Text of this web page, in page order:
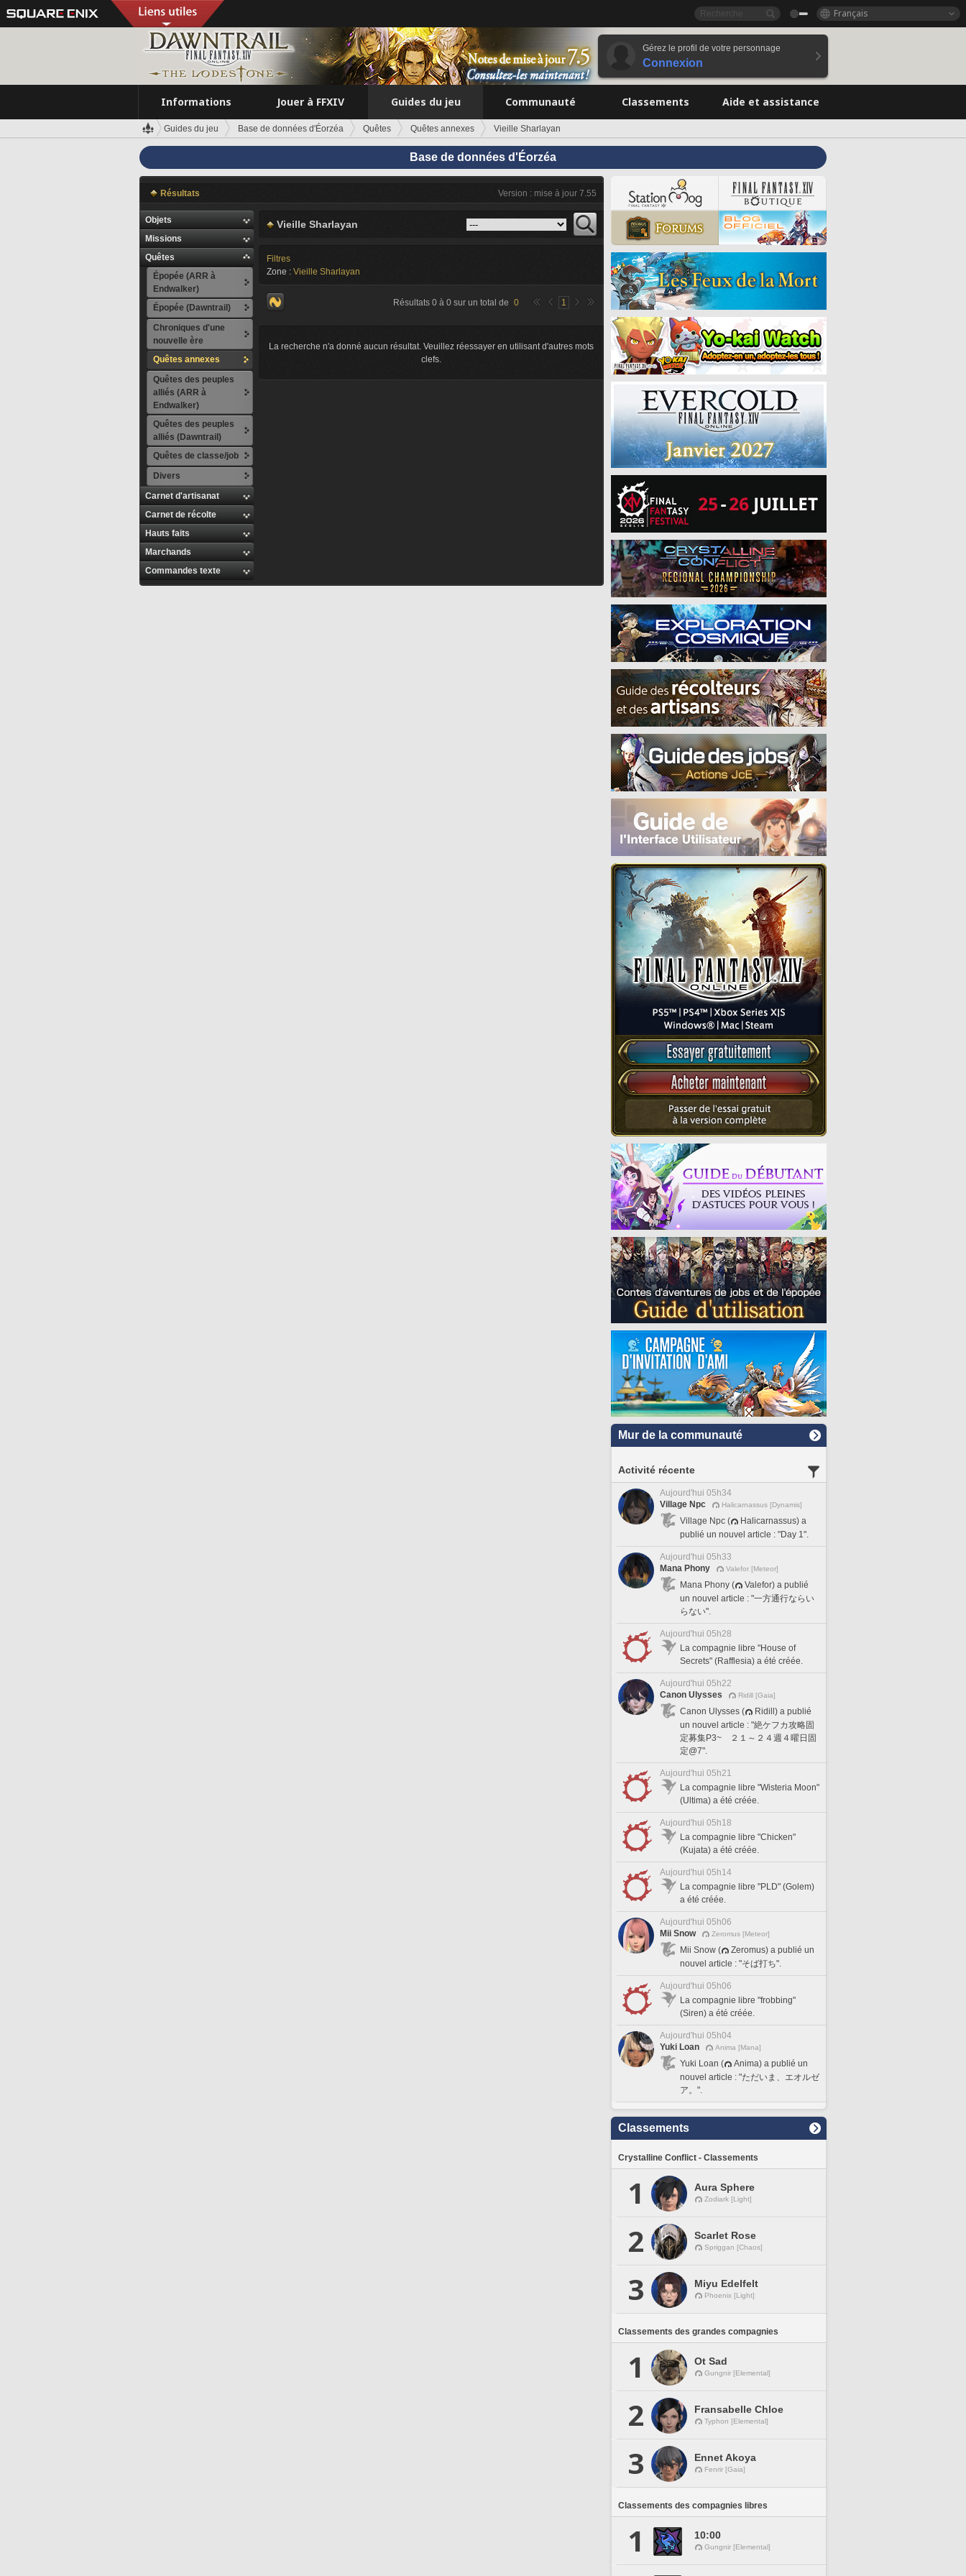
Français
Gérez le profil de votre personnage
Connexion
Informations Jouer à FFXIV Guides du jeu Communauté Classements Aide et assistance
Guides du jeu Base de données d'Éorzéa Quêtes Quêtes annexes Vieille Sharlayan
Base de données d'Éorzéa
Résultats Version : mise à jour 7.55
Objets
Missions
Quêtes
Épopée (ARR à
Endwalker)
Épopée (Dawntrail)
Chroniques d'une
nouvelle ère
Quêtes annexes
Quêtes des peuples
alliés (ARR à
Endwalker)
Quêtes des peuples
alliés (Dawntrail)
Quêtes de classe/job
Divers
Carnet d'artisanat
Carnet de récolte
Hauts faits
Marchands
Commandes texte
Vieille Sharlayan
Filtres
Zone : Vieille Sharlayan
Résultats 0 à 0 sur un total de 0 1
La recherche n'a donné aucun résultat. Veuillez réessayer en utilisant d'autres mots
clefs.
Mur de la communauté
Activité récente
Aujourd'hui 05h34
Village Npc
Halicarnassus [Dynamis]
Village Npc (
Halicarnassus) a
publié un nouvel article : "Day 1".
Aujourd'hui 05h33
Mana Phony
Valefor [Meteor]
Mana Phony (
Valefor) a publié
un nouvel article : "一方通行ならい
らない".
Aujourd'hui 05h28
La compagnie libre "House of
Secrets" (Rafflesia) a été créée.
Aujourd'hui 05h22
Canon Ulysses
Ridill [Gaia]
Canon Ulysses (
Ridill) a publié
un nouvel article : "絶ケフカ攻略固
定募集P3~ ２１～２４週４曜日固
定@7".
Aujourd'hui 05h21
La compagnie libre "Wisteria Moon"
(Ultima) a été créée.
Aujourd'hui 05h18
La compagnie libre "Chicken"
(Kujata) a été créée.
Aujourd'hui 05h14
La compagnie libre "PLD" (Golem)
a été créée.
Aujourd'hui 05h06
Mii Snow
Zeromus [Meteor]
Mii Snow (
Zeromus) a publié un
nouvel article : "そば打ち".
Aujourd'hui 05h06
La compagnie libre "frobbing"
(Siren) a été créée.
Aujourd'hui 05h04
Yuki Loan
Anima [Mana]
Yuki Loan (
Anima) a publié un
nouvel article : "ただいま、エオルゼ
ア。".
Classements
Crystalline Conflict - Classements
1 Aura Sphere
Zodiark [Light]
2 Scarlet Rose
Spriggan [Chaos]
3 Miyu Edelfelt
Phoenix [Light]
Classements des grandes compagnies
1 Ot Sad
Gungnir [Elemental]
2 Fransabelle Chloe
Typhon [Elemental]
3 Ennet Akoya
Fenrir [Gaia]
Classements des compagnies libres
1 10:00
Gungnir [Elemental]